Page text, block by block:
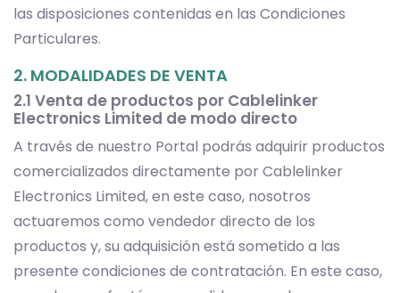
las disposiciones contenidas en las Condiciones
Particulares.
2. MODALIDADES DE VENTA
2.1 Venta de productos por Cablelinker
Electronics Limited de modo directo
A través de nuestro Portal podrás adquirir productos
comercializados directamente por Cablelinker
Electronics Limited, en este caso, nosotros
actuaremos como vendedor directo de los
productos y, su adquisición está sometido a las
presente condiciones de contratación. En este caso,